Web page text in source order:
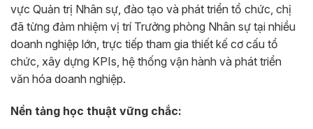
vực Quản trị Nhân sự, đào tạo và phát triển tổ chức, chị
đã từng đảm nhiệm vị trí Trưởng phòng Nhân sự tại nhiều
doanh nghiệp lớn, trực tiếp tham gia thiết kế cơ cấu tổ
chức, xây dựng KPIs, hệ thống vận hành và phát triển
văn hóa doanh nghiệp.
Nền tảng học thuật vững chắc: